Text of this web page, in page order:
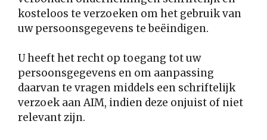
kosteloos te verzoeken om het gebruik van
uw persoonsgegevens te beëindigen.
U heeft het recht op toegang tot uw
persoonsgegevens en om aanpassing
daarvan te vragen middels een schriftelijk
verzoek aan AIM, indien deze onjuist of niet
relevant zijn.